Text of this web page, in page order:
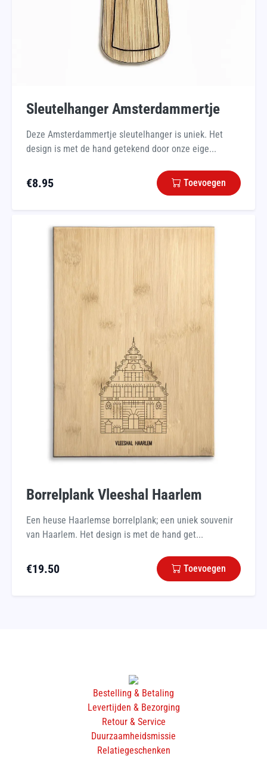
Sleutelhanger Amsterdammertje
Deze Amsterdammertje sleutelhanger is uniek. Het
design is met de hand getekend door onze eige...
€8.95 Toevoegen
Borrelplank Vleeshal Haarlem
Een heuse Haarlemse borrelplank; een uniek souvenir
van Haarlem. Het design is met de hand get...
€19.50 Toevoegen
Bestelling & Betaling
Levertijden & Bezorging
Retour & Service
Duurzaamheidsmissie
Relatiegeschenken